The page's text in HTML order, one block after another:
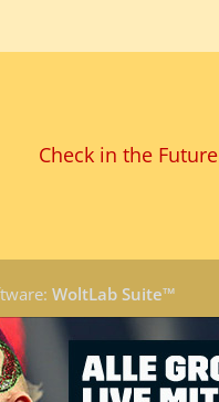
Check in the Future
WoltLab Suite™